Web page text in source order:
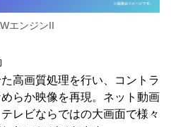
エンジンII
高画質処理を行い、コントラ
らか映像を再現。ネット動画
レビならではの大画面で様々